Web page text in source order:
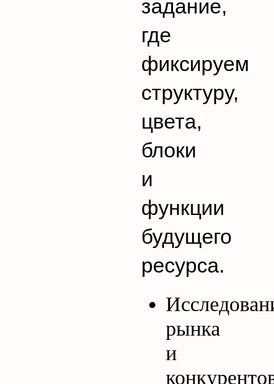
задание,
где
фиксируем
структуру,
цвета,
блоки
и
функции
будущего
ресурса.
рынка
и